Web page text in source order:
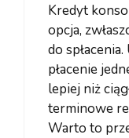
Kredyt
opcja,
do
płacenie
lepiej niż
terminowe
Warto to